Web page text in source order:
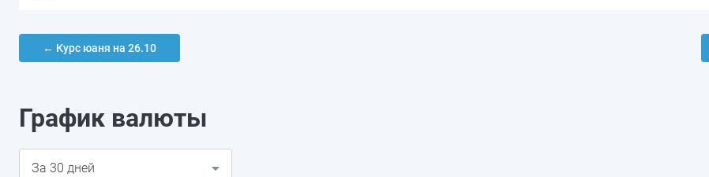
← Курс юаня на 26.10
График валюты